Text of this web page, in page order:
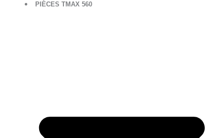
PIÈCES TMAX 560